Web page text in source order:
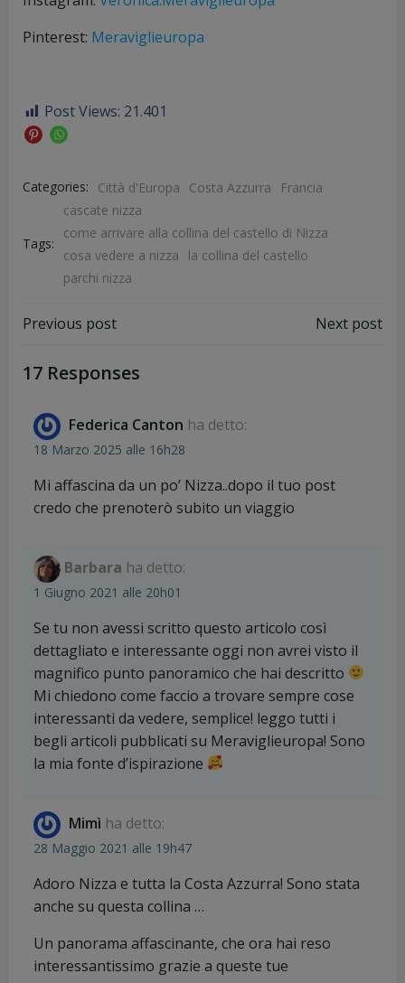
Pinterest: Meraviglieuropa
Post Views: 21.401
Categories: Città d'Europa Costa Azzurra Francia
Tags:
cascate nizza
come arrivare alla collina del castello di Nizza
cosa vedere a nizza
la collina del castello
parchi nizza
Post
navigation
Previous post Next post
17 Responses
Federica Canton ha detto:
18 Marzo 2025 alle 16h28
Mi affascina da un po’ Nizza..dopo il tuo post
credo che prenoterò subito un viaggio
Barbara ha detto:
1 Giugno 2021 alle 20h01
Se tu non avessi scritto questo articolo così
dettagliato e interessante oggi non avrei visto il
magnifico punto panoramico che hai descritto
Mi chiedono come faccio a trovare sempre cose
interessanti da vedere, semplice! leggo tutti i
begli articoli pubblicati su Meraviglieuropa! Sono
la mia fonte d’ispirazione
Mimì ha detto:
28 Maggio 2021 alle 19h47
Adoro Nizza e tutta la Costa Azzurra! Sono stata
anche su questa collina …
Un panorama affascinante, che ora hai reso
interessantissimo grazie a queste tue